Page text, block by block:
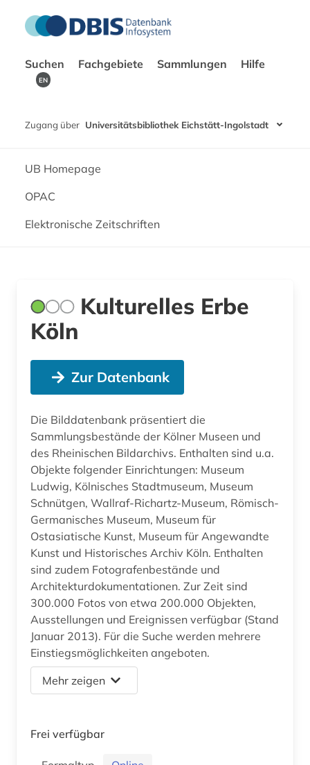
Suchen Fachgebiete Sammlungen Hilfe
EN
Zugang über Universitätsbibliothek Eichstätt-Ingolstadt
UB Homepage
OPAC
Elektronische Zeitschriften
Kulturelles Erbe
Köln
Zur Datenbank
Die Bilddatenbank präsentiert die
Sammlungsbestände der Kölner Museen und
des Rheinischen Bildarchivs. Enthalten sind u.a.
Objekte folgender Einrichtungen: Museum
Ludwig, Kölnisches Stadtmuseum, Museum
Schnütgen, Wallraf-Richartz-Museum, Römisch-
Germanisches Museum, Museum für
Ostasiatische Kunst, Museum für Angewandte
Kunst und Historisches Archiv Köln. Enthalten
sind zudem Fotografenbestände und
Architekturdokumentationen. Zur Zeit sind
300.000 Fotos von etwa 200.000 Objekten,
Ausstellungen und Ereignissen verfügbar (Stand
Januar 2013). Für die Suche werden mehrere
Einstiegsmöglichkeiten angeboten.
Mehr zeigen
Frei verfügbar